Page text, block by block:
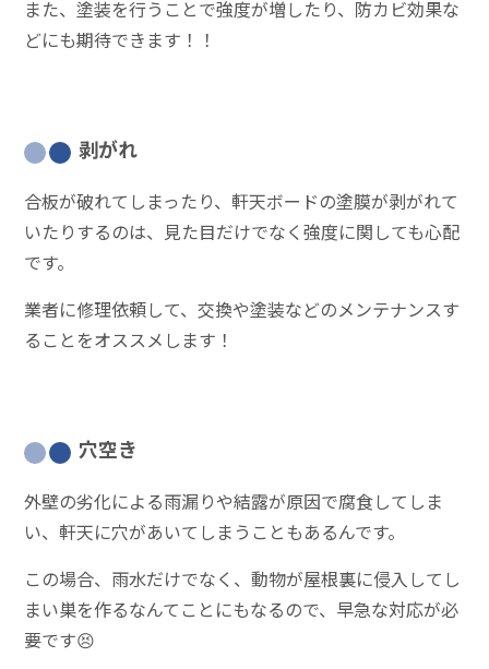
また、塗装を行うことで強度が増したり、防カビ効果な
どにも期待できます！！
剥がれ
合板が破れてしまったり、軒天ボードの塗膜が剥がれて
いたりするのは、見た目だけでなく強度に関しても心配
です。
業者に修理依頼して、交換や塗装などのメンテナンスす
ることをオススメします！
穴空き
外壁の劣化による雨漏りや結露が原因で腐食してしま
い、軒天に穴があいてしまうこともあるんです。
この場合、雨水だけでなく、動物が屋根裏に侵入してし
まい巣を作るなんてことにもなるので、早急な対応が必
要です😣